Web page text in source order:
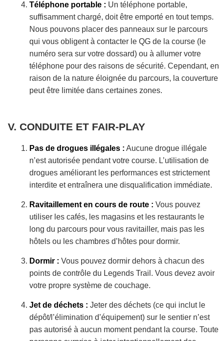
Téléphone portable : Un téléphone portable,
suffisamment chargé, doit être emporté en tout temps.
Nous pouvons placer des panneaux sur le parcours
qui vous obligent à contacter le QG de la course (le
numéro sera sur votre dossard) ou à allumer votre
téléphone pour des raisons de sécurité. Cependant, en
raison de la nature éloignée du parcours, la couverture
peut être limitée dans certaines zones.
CONDUITE ET FAIR-PLAY
Pas de drogues illégales : Aucune drogue illégale
n’est autorisée pendant votre course. L’utilisation de
drogues améliorant les performances est strictement
interdite et entraînera une disqualification immédiate.
Ravitaillement en cours de route : Vous pouvez
utiliser les cafés, les magasins et les restaurants le
long du parcours pour vous ravitailler, mais pas les
hôtels ou les chambres d’hôtes pour dormir.
Dormir : Vous pouvez dormir dehors à chacun des
points de contrôle du Legends Trail. Vous devez avoir
votre propre système de couchage.
Jet de déchets : Jeter des déchets (ce qui inclut le
dépôt/l’élimination d’équipement) sur le sentier n’est
pas autorisé à aucun moment pendant la course. Toute